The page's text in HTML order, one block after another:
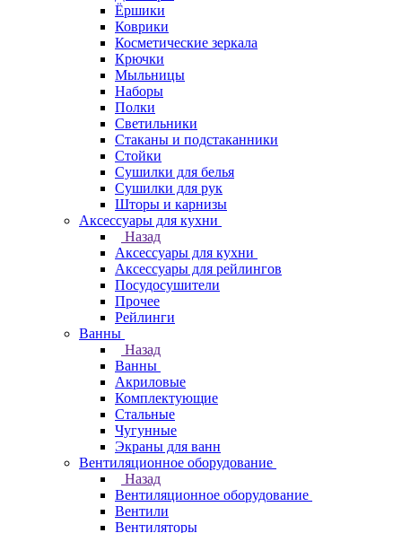
Ёршики
Коврики
Косметические зеркала
Крючки
Мыльницы
Наборы
Полки
Светильники
Стаканы и подстаканники
Стойки
Сушилки для белья
Сушилки для рук
Шторы и карнизы
Аксессуары для кухни
Назад
Аксессуары для кухни
Аксессуары для рейлингов
Посудосушители
Прочее
Рейлинги
Ванны
Назад
Ванны
Акриловые
Комплектующие
Стальные
Чугунные
Экраны для ванн
Вентиляционное оборудование
Назад
Вентиляционное оборудование
Вентили
Вентиляторы